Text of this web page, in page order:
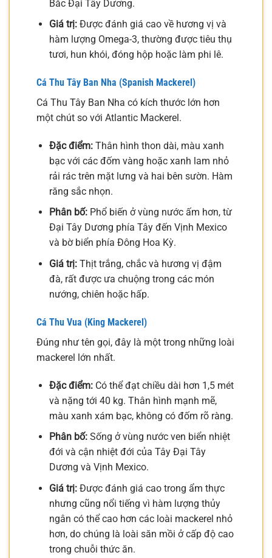
Bắc Đại Tây Dương.
Giá trị:Được đánh giá cao về hương vị và
hàm lượng Omega-3, thường được tiêu thụ
tươi, hun khói, đóng hộp hoặc làm phi lê.
Cá Thu Tây Ban Nha (Spanish Mackerel)
Cá Thu Tây Ban Nha có kích thước lớn hơn
một chút so với Atlantic Mackerel.
Đặc điểm:Thân hình thon dài, màu xanh
bạc với các đốm vàng hoặc xanh lam nhỏ
rải rác trên mặt lưng và hai bên sườn. Hàm
răng sắc nhọn.
Phân bố:Phổ biến ở vùng nước ấm hơn, từ
Đại Tây Dương phía Tây đến Vịnh Mexico
và bờ biển phía Đông Hoa Kỳ.
Giá trị:Thịt trắng, chắc và hương vị đậm
đà, rất được ưa chuộng trong các món
nướng, chiên hoặc hấp.
Cá Thu Vua (King Mackerel)
Đúng như tên gọi, đây là một trong những loài
mackerel lớn nhất.
Đặc điểm:Có thể đạt chiều dài hơn 1,5 mét
và nặng tới 40 kg. Thân hình mạnh mẽ,
màu xanh xám bạc, không có đốm rõ ràng.
Phân bố:Sống ở vùng nước ven biển nhiệt
đới và cận nhiệt đới của Tây Đại Tây
Dương và Vịnh Mexico.
Giá trị:Được đánh giá cao trong ẩm thực
nhưng cũng nổi tiếng vì hàm lượng thủy
ngân có thể cao hơn các loài mackerel nhỏ
hơn, do chúng là loài săn mồi ở cấp độ cao
trong chuỗi thức ăn.